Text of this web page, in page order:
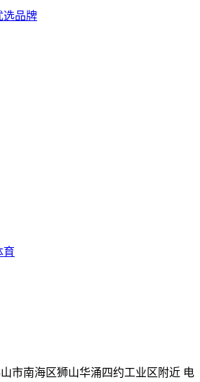
选品牌
育
市南海区狮山华涌四约工业区附近 电